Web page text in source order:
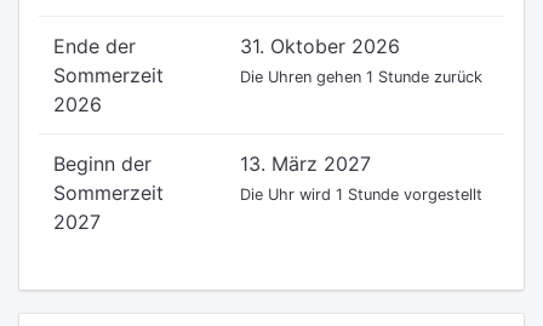
Ende der
Sommerzeit
2026
31. Oktober 2026
Die Uhren gehen 1 Stunde zurück
Beginn der
Sommerzeit
2027
13. März 2027
Die Uhr wird 1 Stunde vorgestellt